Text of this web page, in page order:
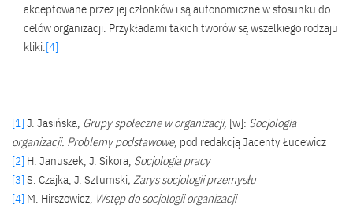
akceptowane przez jej członków i są autonomiczne w stosunku do
celów organizacji. Przykładami takich tworów są wszelkiego rodzaju
kliki.[4]
[1] J. Jasińska, Grupy społeczne w organizacji, [w]: Socjologia
organizacji. Problemy podstawowe, pod redakcją Jacenty Łucewicz
[2] H. Januszek, J. Sikora, Socjologia pracy
[3] S. Czajka, J. Sztumski, Zarys socjologii przemysłu
[4] M. Hirszowicz, Wstęp do socjologii organizacji